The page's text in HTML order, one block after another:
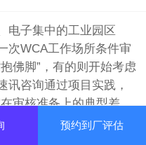
电子集中的工业园区
次WCA工作场所条件审
佛脚”，有的则开始考虑
讯咨询通过项目实践，
审核准备上的典型差
预约到厂评估